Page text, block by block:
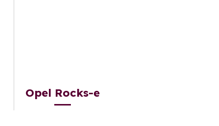
Opel Rocks-e